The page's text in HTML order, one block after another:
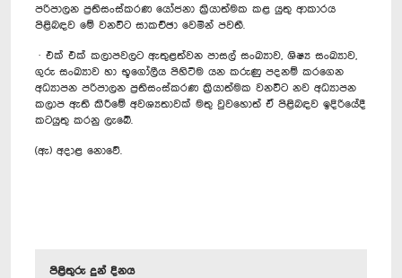
පරිපාලන ප්‍රතිසංස්කරණ යෝජනා ක්‍රියාත්මක කළ යුතු ආකාරය
පිළිබඳව මේ වනවිට සාකච්ඡා වෙමින් පවතී.
· එක් එක් කලාපවලට ඇතුළත්වන පාසල් සංඛ්‍යාව, ශිෂ්‍ය සංඛ්‍යාව,
ගුරු සංඛ්‍යාව හා භූගෝලීය පිහිටීම යන කරුණු පදනම් කරගෙන
අධ්‍යාපන පරිපාලන ප්‍රතිසංස්කරණ ක්‍රියාත්මක වනවිට නව අධ්‍යාපන
කලාප ඇති කිරීමේ අවශ්‍යතාවක් මතු වුවහොත් ඒ පිළිබඳව ඉදිරියේදී
කටයුතු කරනු ලැබේ.
(ඇ) අදාළ නොවේ.
පිළිතුරු දුන් දිනය